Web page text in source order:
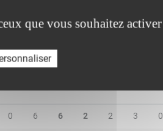
0 6 6 2 2 3 0
que vous souhaitez activer